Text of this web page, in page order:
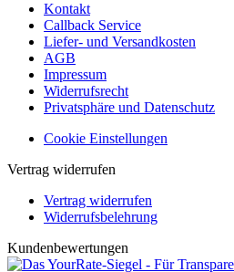
Kontakt
Callback Service
Liefer- und Versandkosten
AGB
Impressum
Widerrufsrecht
Privatsphäre und Datenschutz
Cookie Einstellungen
Vertrag widerrufen
Vertrag widerrufen
Widerrufsbelehrung
Kundenbewertungen